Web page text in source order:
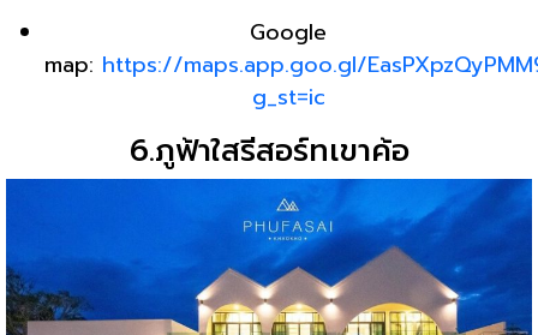
Google
map: https://maps.app.goo.gl/
g_st=ic
6.ภูฟ้าใสรีสอร์ทเขาค้อ